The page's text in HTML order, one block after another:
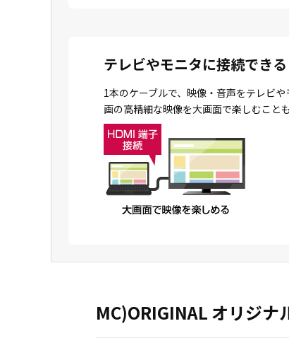
テレビやモニタに接続できる
1本のケーブルで、映像・音声をテレビ
画の高精細な映像を大画面で楽しむことも
MC)ORIGINAL オリジ